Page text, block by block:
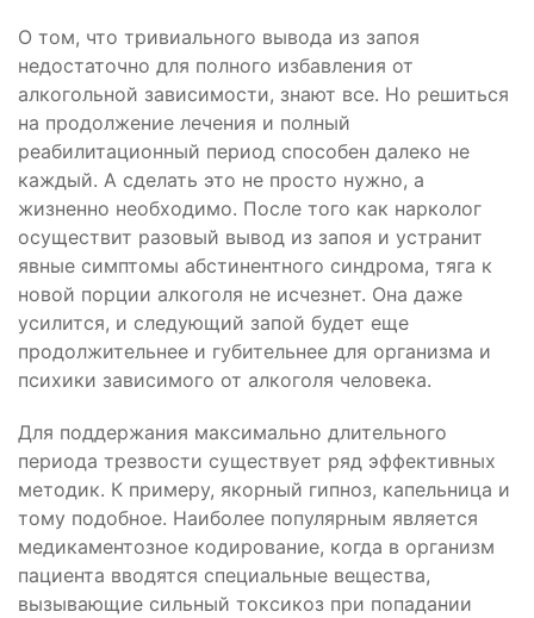
О том, что тривиального вывода из запоя
недостаточно для полного избавления от
алкогольной зависимости, знают все. Но решиться
на продолжение лечения и полный
реабилитационный период способен далеко не
каждый. А сделать это не просто нужно, а
жизненно необходимо. После того как нарколог
осуществит разовый вывод из запоя и устранит
явные симптомы абстинентного синдрома, тяга к
новой порции алкоголя не исчезнет. Она даже
усилится, и следующий запой будет еще
продолжительнее и губительнее для организма и
психики зависимого от алкоголя человека.
Для поддержания максимально длительного
периода трезвости существует ряд эффективных
методик. К примеру, якорный гипноз, капельница и
тому подобное. Наиболее популярным является
медикаментозное кодирование, когда в организм
пациента вводятся специальные вещества,
вызывающие сильный токсикоз при попадании